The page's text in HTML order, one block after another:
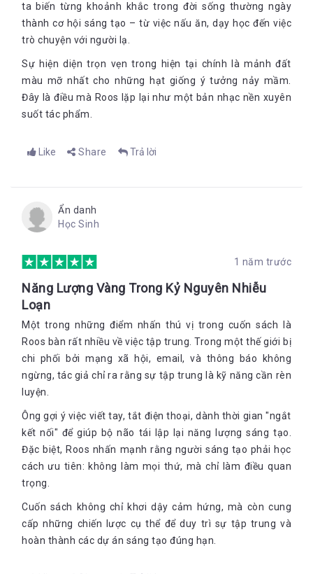
ta biến từng khoảnh khắc trong đời sống thường ngày
thành cơ hội sáng tạo – từ việc nấu ăn, dạy học đến việc
trò chuyện với người lạ.
Sự hiện diện trọn vẹn trong hiện tại chính là mảnh đất
màu mỡ nhất cho những hạt giống ý tưởng nảy mầm.
Đây là điều mà Roos lặp lại như một bản nhạc nền xuyên
suốt tác phẩm.
Like Share Trả lời
Ẩn danh
Học Sinh
1 năm trước
Năng Lượng Vàng Trong Kỷ Nguyên Nhiễu
Loạn
Một trong những điểm nhấn thú vị trong cuốn sách là
Roos bàn rất nhiều về việc tập trung. Trong một thế giới bị
chi phối bởi mạng xã hội, email, và thông báo không
ngừng, tác giả chỉ ra rằng sự tập trung là kỹ năng cần rèn
luyện.
Ông gợi ý việc viết tay, tắt điện thoại, dành thời gian "ngắt
kết nối" để giúp bộ não tái lập lại năng lượng sáng tạo.
Đặc biệt, Roos nhấn mạnh rằng người sáng tạo phải học
cách ưu tiên: không làm mọi thứ, mà chỉ làm điều quan
trọng.
Cuốn sách không chỉ khơi dậy cảm hứng, mà còn cung
cấp những chiến lược cụ thể để duy trì sự tập trung và
hoàn thành các dự án sáng tạo đúng hạn.